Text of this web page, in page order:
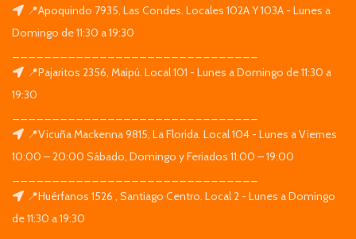
📍Apoquindo 7935, Las Condes. Locales 102A Y 103A - Lunes a
Domingo de 11:30 a 19:30
📍Pajaritos 2356, Maipú. Local 101 - Lunes a Domingo de 11:30 a
19:30
📍Vicuña Mackenna 9815, La Florida. Local 104 - Lunes a Viernes
10:00 – 20:00 Sábado, Domingo y Feriados 11:00 – 19:00
📍Huérfanos 1526 , Santiago Centro. Local 2 - Lunes a Domingo
de 11:30 a 19:30